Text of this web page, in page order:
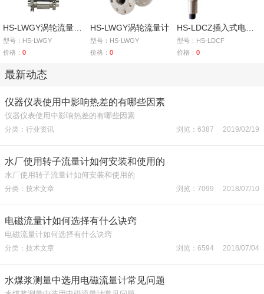
型号：HS-LWGY
价格： 0
HS-LWGY涡轮流量计
型号：HS-LWGY
价格： 0
型号：HS-LDCF
价格：0
最新动态
仪器仪表使用中影响热差的有哪些因素
仪器仪表使用中影响热差的有哪些因素
分类：行业资讯 浏览：6387 2019/02/19
水厂使用转子流量计如何安装和使用的
水厂使用转子流量计如何安装和使用的
分类：技术文章 浏览：7099 2018/07/10
电磁流量计如何选择有什么诀窍
电磁流量计如何选择有什么诀窍
分类：技术文章 浏览：6594 2018/07/04
水煤浆测量中选用电磁流量计常见问题